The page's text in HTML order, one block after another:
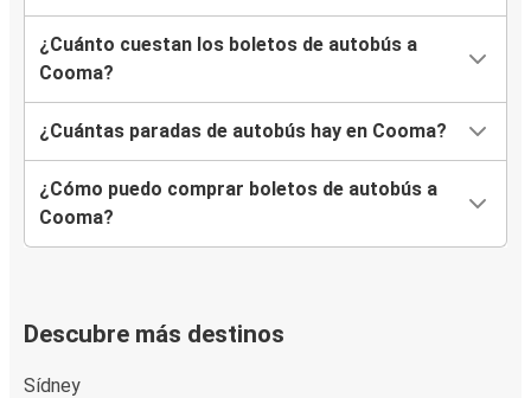
¿Cuánto cuestan los boletos de autobús a
Cooma?
¿Cuántas paradas de autobús hay en Cooma?
¿Cómo puedo comprar boletos de autobús a
Cooma?
Descubre más destinos
Sídney